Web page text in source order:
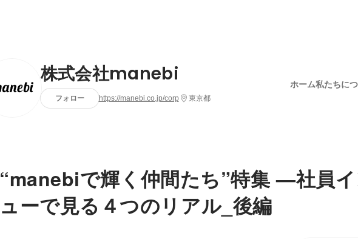
株式会社manebi
フォロー https://manebi.co.jp/corp 東京都
ホーム私たちに
“manebiで輝く仲間たち”特集 —社員
ューで見る４つのリアル_後編